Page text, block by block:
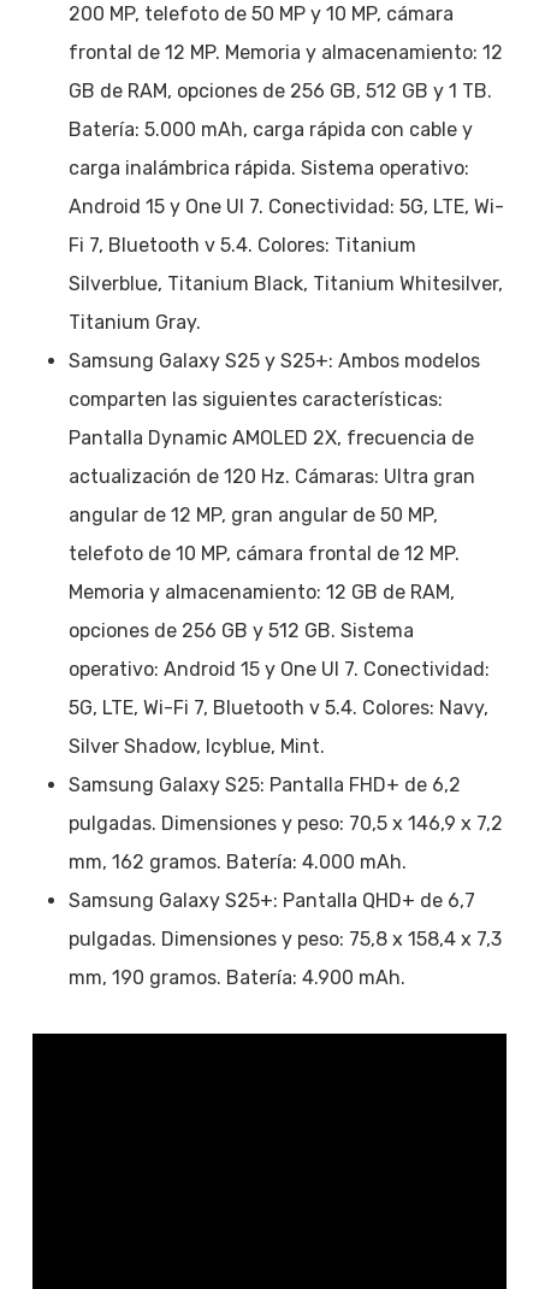
200 MP, telefoto de 50 MP y 10 MP, cámara
frontal de 12 MP. Memoria y almacenamiento: 12
GB de RAM, opciones de 256 GB, 512 GB y 1 TB.
Batería: 5.000 mAh, carga rápida con cable y
carga inalámbrica rápida. Sistema operativo:
Android 15 y One UI 7. Conectividad: 5G, LTE, Wi-
Fi 7, Bluetooth v 5.4. Colores: Titanium
Silverblue, Titanium Black, Titanium Whitesilver,
Titanium Gray.
Samsung Galaxy S25 y S25+: Ambos modelos
comparten las siguientes características:
Pantalla Dynamic AMOLED 2X, frecuencia de
actualización de 120 Hz. Cámaras: Ultra gran
angular de 12 MP, gran angular de 50 MP,
telefoto de 10 MP, cámara frontal de 12 MP.
Memoria y almacenamiento: 12 GB de RAM,
opciones de 256 GB y 512 GB. Sistema
operativo: Android 15 y One UI 7. Conectividad:
5G, LTE, Wi-Fi 7, Bluetooth v 5.4. Colores: Navy,
Silver Shadow, Icyblue, Mint.
Samsung Galaxy S25: Pantalla FHD+ de 6,2
pulgadas. Dimensiones y peso: 70,5 x 146,9 x 7,2
mm, 162 gramos. Batería: 4.000 mAh.
Samsung Galaxy S25+: Pantalla QHD+ de 6,7
pulgadas. Dimensiones y peso: 75,8 x 158,4 x 7,3
mm, 190 gramos. Batería: 4.900 mAh.